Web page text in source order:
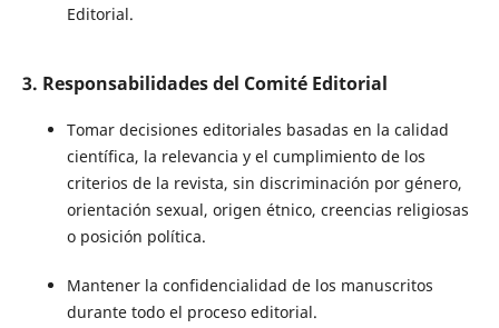
Editorial.
3. Responsabilidades del Comité Editorial
Tomar decisiones editoriales basadas en la calidad
científica, la relevancia y el cumplimiento de los
criterios de la revista, sin discriminación por género,
orientación sexual, origen étnico, creencias religiosas
o posición política.
Mantener la confidencialidad de los manuscritos
durante todo el proceso editorial.